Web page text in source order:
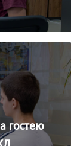
гостею